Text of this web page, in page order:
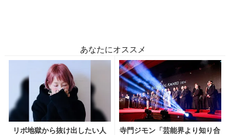
あなたにオススメ
リボ地獄から抜け出したい人
寺門ジモン「芸能界より知り合